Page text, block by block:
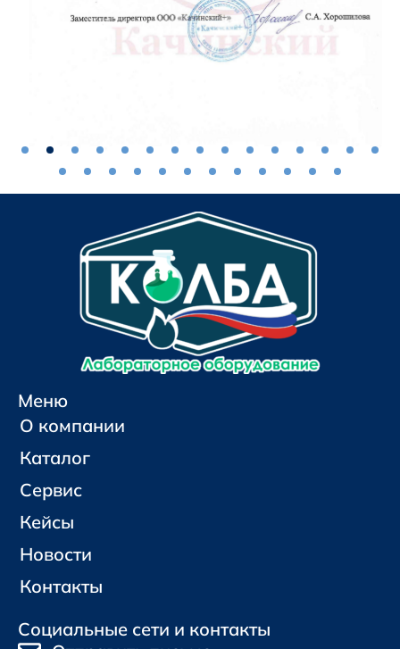
Меню
О компании
Каталог
Сервис
Кейсы
Новости
Контакты
Социальные сети и контакты